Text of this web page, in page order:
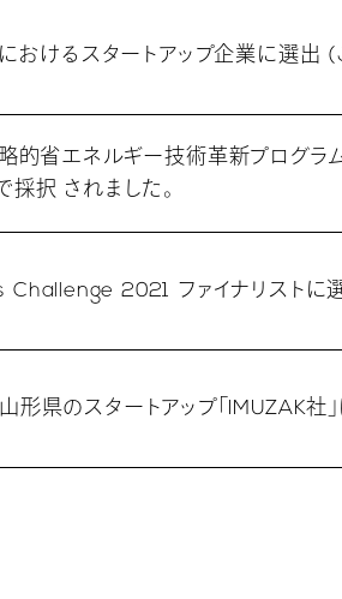
おけるスタートアップ企業に選出
的省エネルギー技術革新プログラ
採択 されました。
2021 ファイナリストに
形県のスタートアップ「IMUZAK